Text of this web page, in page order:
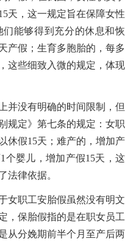
天，这一规定旨在保障女性
能够得到充分的休息和恢
产假；生育多胞胎的，每多
这些细致入微的规定，体现
并没有明确的时间限制，但
规定》第七条的规定：女职
休假15天；难产的，增加产
个婴儿，增加产假15天，这
法律依据。
女职工安胎假虽然没有明文
，保胎假指的是在职女员工
从分娩期前半个月至产后两